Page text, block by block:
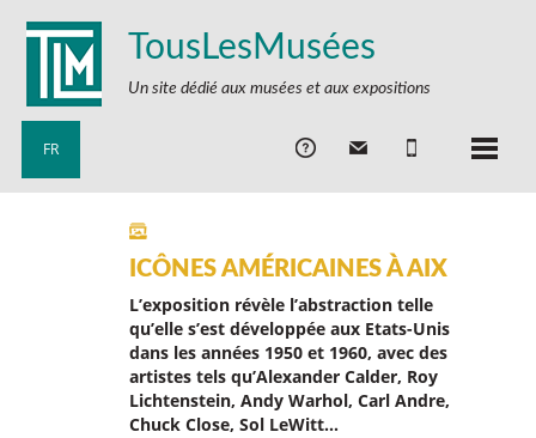
TousLesMusées
Un site dédié aux musées et aux expositions
FR
ICÔNES AMÉRICAINES À AIX
L’exposition révèle l’abstraction telle
qu’elle s’est développée aux Etats-Unis
dans les années 1950 et 1960, avec des
artistes tels qu’Alexander Calder, Roy
Lichtenstein, Andy Warhol, Carl Andre,
Chuck Close, Sol LeWitt…